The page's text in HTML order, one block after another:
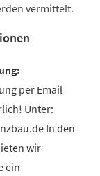
vermittelt.
per Email
Unter:
In den
wir
ein